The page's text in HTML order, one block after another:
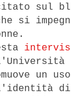
sul
si
un
di